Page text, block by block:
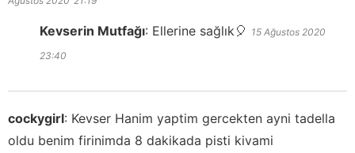
Kevserin Mutfağı: Ellerine sağlık🎈 15 Ağustos 2020
23:40
cockygirl: Kevser Hanim yaptim gercekten ayni tadella
oldu benim firinimda 8 dakikada pisti kivami